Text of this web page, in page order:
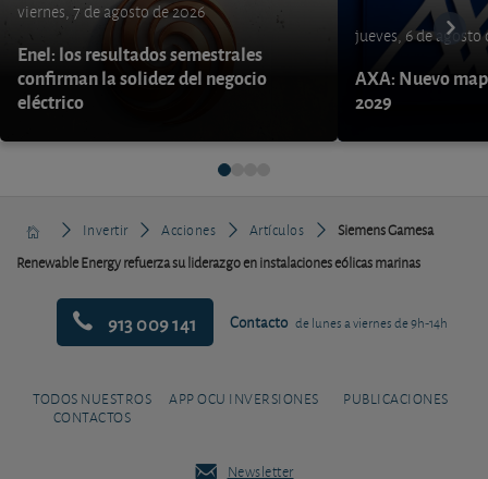
viernes, 7 de agosto de 2026
Enel: los resultados semestrales
confirman la solidez del negocio
eléctrico
jueves, 6 de agosto
AXA: Nuevo
2029
Invertir Acciones Artículos
Siemens Gamesa
Renewable Energy refuerza su liderazgo en instalaciones eólicas marinas
913 009 141 Contacto de lunes a viernes de 9h-14h
TODOS NUESTROS
CONTACTOS
APP OCU INVERSIONES PUBLICACIONES
Newsletter